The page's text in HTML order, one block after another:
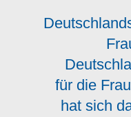
für die
hat sich